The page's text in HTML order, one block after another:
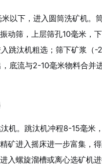
以下，进入圆筒洗矿机
动筛，上层筛孔10毫米，
跳汰机粗选；筛下矿浆（
底流与2-10毫米物料合并
机。跳汰机冲程8-15毫
矿进入摇床进一步富集，
入螺旋溜槽或离心选矿机